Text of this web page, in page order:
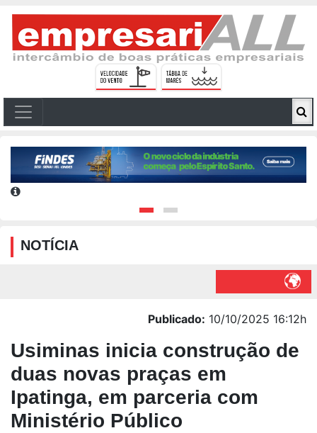
NOTÍCIA
Publicado: 10/10/2025 16:12h
Usiminas inicia construção de
duas novas praças em
Ipatinga, em parceria com
Ministério Público